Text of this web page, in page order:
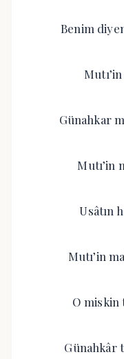
Benim
Günahkar
Mutı’in
Usâtın
Mutı’in
O miskin
Günahkâr